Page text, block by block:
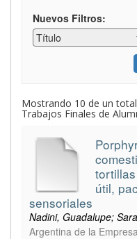
Nuevos Filtros:
Mostrando 10 de un
Trabajos Finales de
útil,
sensoriales
Nadini, Guadalupe;
Argentina de la